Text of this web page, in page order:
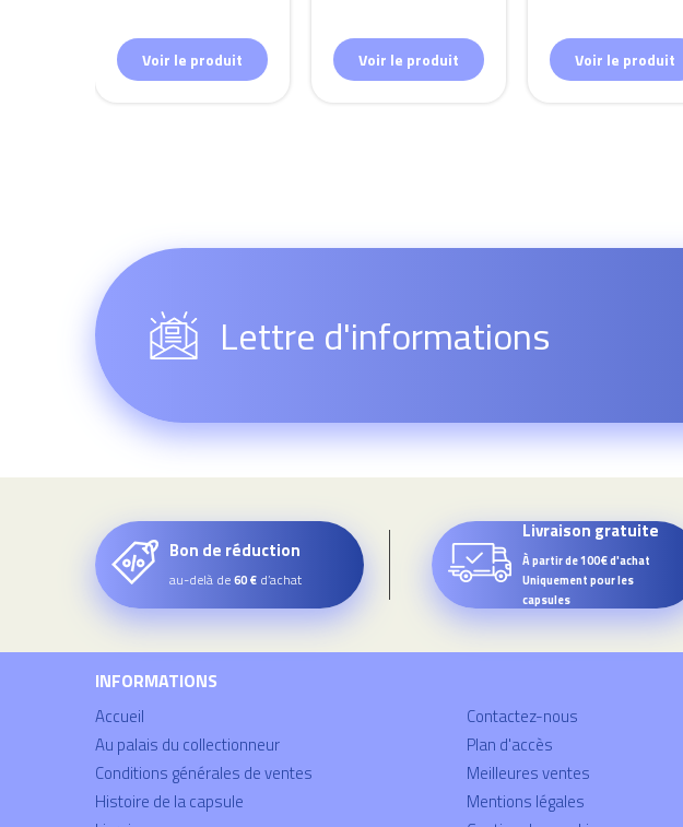
Voir le produit Voir le produit Voir le produit
Lettre d'informations
Bon de réduction
au-delà de60 € d’achat
Livraison gratuite
À partir de 100€ d'achat
Uniquement pour les
capsules
INFORMATIONS
Accueil
Au palais du collectionneur
Conditions générales de ventes
Histoire de la capsule
Contactez-nous
Plan d'accès
Meilleures ventes
Mentions légales